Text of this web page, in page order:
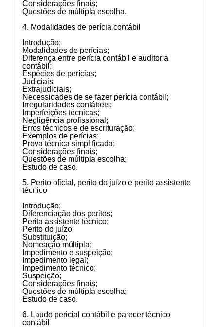
Considerações finais;
Questões de múltipla escolha.
4. Modalidades de perícia contábil
Introdução;
Modalidades de perícias;
Diferença entre perícia contábil e auditoria
contábil;
Espécies de perícias;
Judiciais;
Extrajudiciais;
Necessidades de se fazer perícia contábil;
Irregularidades contábeis;
Imperfeições técnicas;
Negligência profissional;
Erros técnicos e de escrituração;
Exemplos de perícias;
Prova técnica simplificada;
Considerações finais;
Questões de múltipla escolha;
Estudo de caso.
5. Perito oficial, perito do juízo e perito assistente
técnico
Introdução;
Diferenciação dos peritos;
Perita assistente técnico;
Perito do juízo;
Substituição;
Nomeação múltipla;
Impedimento e suspeição;
Impedimento legal;
Impedimento técnico;
Suspeição;
Considerações finais;
Questões de múltipla escolha;
Estudo de caso.
6. Laudo pericial contábil e parecer técnico
contábil